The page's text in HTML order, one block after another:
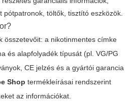
pótpatronok, töltők, tisztító eszközök.
összetevőit: a nikotinmentes címke
és alapfolyadék típusát (pl. VG/PG
CE jelzés és a gyártói garancia
Shop termékleírásai rendszerint
az információkat.